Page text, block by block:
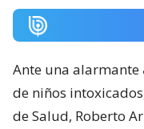
Ante una alarmante
de niños
de Salud, Roberto